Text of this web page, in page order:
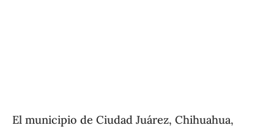
El municipio de Ciudad Juárez, Chihuahua,